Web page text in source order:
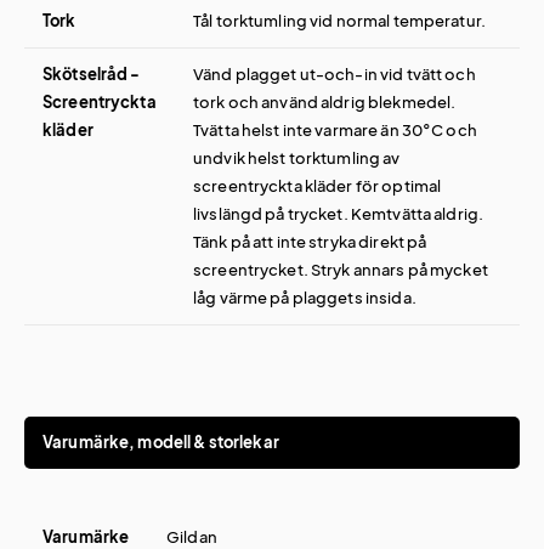
Tork Tål torktumling vid normal temperatur.
Skötselråd -
Screentryckta
kläder
Vänd plagget ut-och-in vid tvätt och
tork och använd aldrig blekmedel.
Tvätta helst inte varmare än 30°C och
undvik helst torktumling av
screentryckta kläder för optimal
livslängd på trycket. Kemtvätta aldrig.
Tänk på att inte stryka direkt på
screentrycket. Stryk annars på mycket
låg värme på plaggets insida.
Varumärke, modell & storlekar
Varumärke Gildan